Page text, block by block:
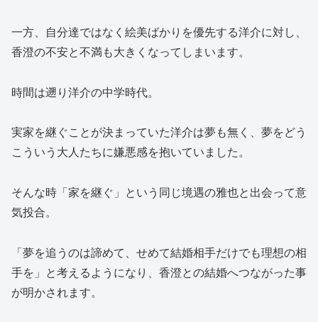
一方、自分達ではなく絵美ばかりを優先する洋介に対し、
香澄の不安と不満も大きくなってしまいます。
時間は遡り洋介の中学時代。
実家を継ぐことが決まっていた洋介は夢も無く、夢をどう
こういう大人たちに嫌悪感を抱いていました。
そんな時「家を継ぐ」という同じ境遇の雅也と出会って意
気投合。
「夢を追うのは諦めて、せめて結婚相手だけでも理想の相
手を」と考えるようになり、香澄との結婚へつながった事
が明かされます。